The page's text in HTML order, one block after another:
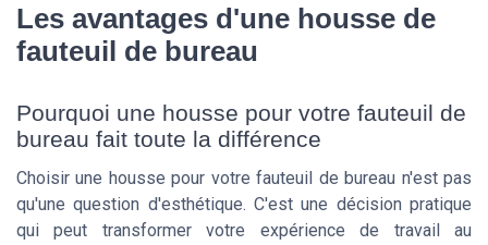
Les avantages d'une housse de
fauteuil de bureau
Pourquoi une housse pour votre fauteuil de
bureau fait toute la différence
Choisir une housse pour votre fauteuil de bureau n'est pas
qu'une question d'esthétique. C'est une décision pratique
qui peut transformer votre expérience de travail au